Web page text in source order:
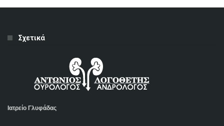
Σχετικά
Ιατρείο Γλυφάδας